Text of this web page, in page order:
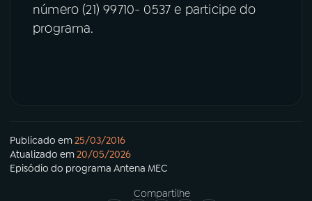
número (21) 99710- 0537 e participe do
programa.
Publicado em25/03/2016
Atualizado em20/05/2026
Episódio do programa Antena MEC
Compartilhe